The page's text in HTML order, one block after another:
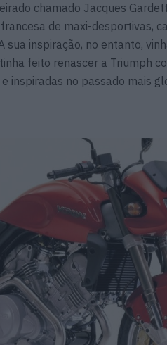
chamado Jacques
de maxi-desportivas,
sua inspiração, no entanto,
feito renascer a Triumph
inspiradas no passado mais